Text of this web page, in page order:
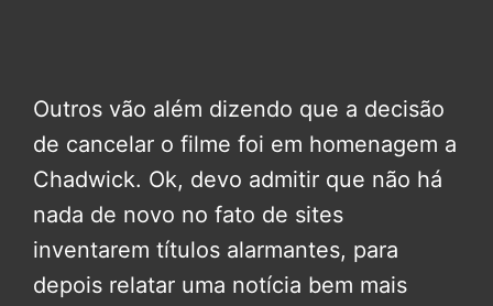
Outros vão além dizendo que a decisão
de cancelar o filme foi em homenagem a
Chadwick. Ok, devo admitir que não há
nada de novo no fato de sites
inventarem títulos alarmantes, para
depois relatar uma notícia bem mais